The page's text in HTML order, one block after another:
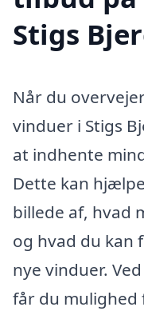
Stigs
Når du
vinduer i Stigs
at indhente
Dette kan
billede af, hvad
og hvad du kan
nye vinduer.
får du mulighed